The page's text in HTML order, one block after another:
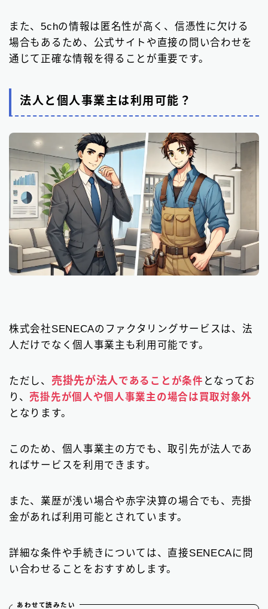
また、5chの情報は匿名性が高く、信憑性に欠ける
場合もあるため、公式サイトや直接の問い合わせを
通じて正確な情報を得ることが重要です。
法人と個人事業主は利用可能？
株式会社SENECAのファクタリングサービスは、法
人だけでなく個人事業主も利用可能です。
ただし、 売掛先が法人であることが条件 となってお
り、 売掛先が個人や個人事業主の場合は買取対象外
となります。
このため、個人事業主の方でも、取引先が法人であ
ればサービスを利用できます。
また、業歴が浅い場合や赤字決算の場合でも、売掛
金があれば利用可能とされています。
詳細な条件や手続きについては、直接SENECAに問
い合わせることをおすすめします。
あわせて読みたい